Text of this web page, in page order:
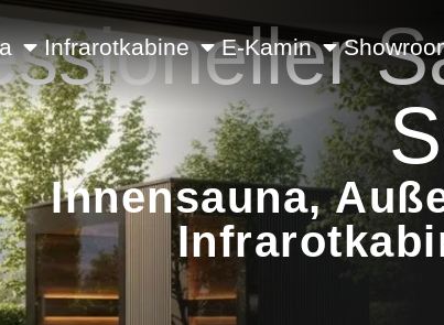
Infrarotkabine E-Kamin
Innensauna,